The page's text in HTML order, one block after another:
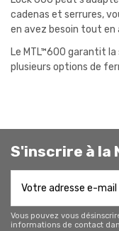
cadenas et serrures,
en avez besoin tout
Le MTL™600 garantit
plusieurs options de
S'inscrire à la
Vous pouvez vous
informations de contact